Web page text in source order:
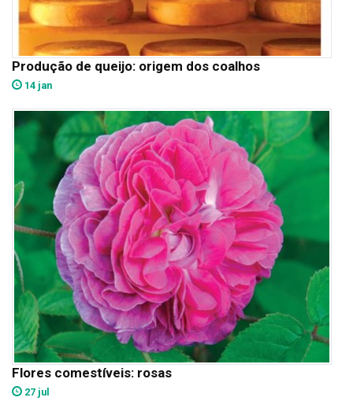
Produção de queijo: origem dos coalhos
14 jan
Flores comestíveis: rosas
27 jul